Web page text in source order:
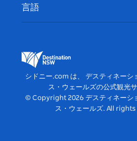
イベント
宿泊施設
ビジネスを登録する
デスティネーション・ニュー・
ズメディアセンター
ビビッド・シドニー
言語
シドニー.com は、 デスティネーシ
ス・ウェールズの公式観光サ
© Copyright 2026 デスティネーシ
ス・ウェールズ. All